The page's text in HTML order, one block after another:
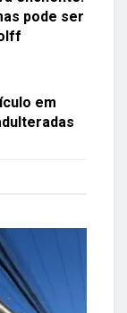
pode ser
em